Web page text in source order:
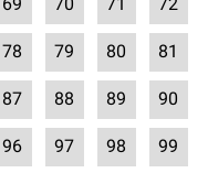
78 79 80
81
87 88 89
90
96 97 98
99